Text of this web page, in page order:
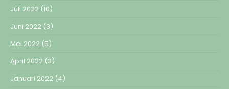
Juli 2022 (10)
Juni 2022 (3)
Mei 2022 (5)
April 2022 (3)
Januari 2022 (4)